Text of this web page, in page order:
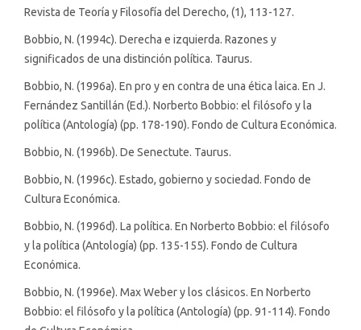
Revista de Teoría y Filosofía del Derecho, (1), 113-127.
Bobbio, N. (1994c). Derecha e izquierda. Razones y
significados de una distinción política. Taurus.
Bobbio, N. (1996a). En pro y en contra de una ética laica. En J.
Fernández Santillán (Ed.). Norberto Bobbio: el filósofo y la
política (Antología) (pp. 178-190). Fondo de Cultura Económica.
Bobbio, N. (1996b). De Senectute. Taurus.
Bobbio, N. (1996c). Estado, gobierno y sociedad. Fondo de
Cultura Económica.
Bobbio, N. (1996d). La política. En Norberto Bobbio: el filósofo
y la política (Antología) (pp. 135-155). Fondo de Cultura
Económica.
Bobbio, N. (1996e). Max Weber y los clásicos. En Norberto
Bobbio: el filósofo y la política (Antología) (pp. 91-114). Fondo